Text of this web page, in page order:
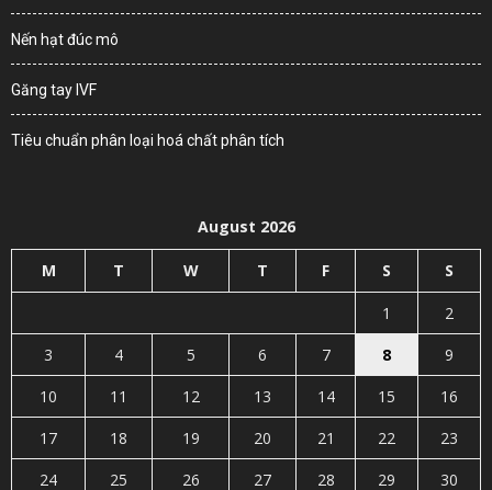
Nến hạt đúc mô
Găng tay IVF
Tiêu chuẩn phân loại hoá chất phân tích
August 2026
M T W T F S S
1
2
3
4 5 6 7 8
9
10
11 12 13 14 15
16
17
18 19 20 21 22
23
24
25 26 27 28 29 30